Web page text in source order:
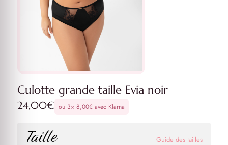
Culotte grande taille Evia noir
24,00€ ou 3× 8,00€avec Klarna
Taille Guide des tailles